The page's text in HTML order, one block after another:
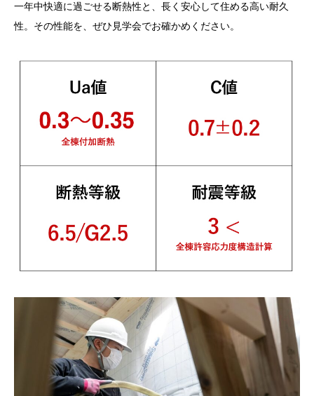
一年中快適に過ごせる断熱性と、長く安心して住める高い耐久
性。その性能を、ぜひ見学会でお確かめください。